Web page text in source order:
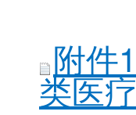
附件
类医